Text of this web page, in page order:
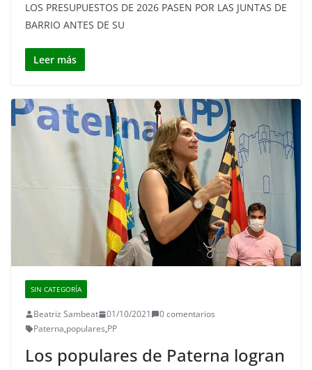
LOS PRESUPUESTOS DE 2026 PASEN POR LAS JUNTAS DE
BARRIO ANTES DE SU
Leer más
SIN CATEGORÍA
Beatriz Sambeat 01/10/2021
0 comentarios
Paterna,populares,PP
Los populares de Paterna logran